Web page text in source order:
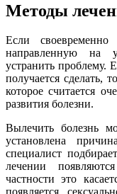
Методы
Если
направленную на
устранить проблему.
получается сделать,
которое считается
развития болезни.
Вылечить болезнь
установлена
специалист
лечении
частности это